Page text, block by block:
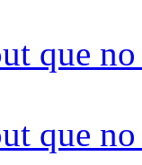
que
que